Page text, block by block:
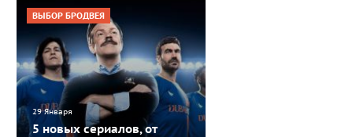
ВЫБОР БРОДВЕЯ
29 Января
5 новых сериалов, от